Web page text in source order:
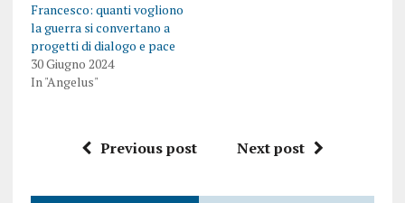
Francesco: quanti vogliono
la guerra si convertano a
progetti di dialogo e pace
30 Giugno 2024
In "Angelus"
Previous post Next post